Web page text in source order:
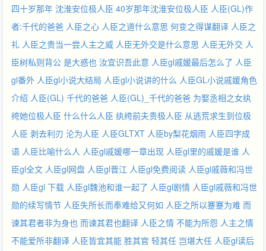
速。但，不能兼得之下，保证前者。因为是初次写文，会有不少疏
漏之处，希望各位不要吝啬批评O(∩_∩)O~。
=====================================================
第一卷——万里征途完结第二卷——风起云涌完结第三卷——石室
丹邱自七月二十八日开启本文于七月十七号开VIP，届时更新三
章。vip章节部分请勿转载，谢谢。 新春活动
http://blog..cn/s/blog_64f77e5401010t2w.html圣诞福利：
http://photo.blog..cn/categorys/p/1693941332群：13619190大家
可以欢快的激动的挥舞着皮鞭的讨论剧情，在下常年强势围观。敲
门口令：雅蠛蝶
四十岁那年 沈淮安位极人臣 40岁那年沈淮安位极人臣 人臣(GL)作
者:千代的爸爸 人臣之心 人臣之道什么意思 何变之得谋翻译 人臣之
礼 人臣之贵当一尝人主之威 人臣无外交是什么意思 人臣无外交 人
臣树私则背公 是大惑也 汝宜识吾此意 人臣gl戚媛最后怎么了 人臣
gl番外 人臣gl小说大结局 人臣gl小说讲的什么 人臣GL小说戚媛角色
介绍 人臣(GL) 千代的爸爸 人臣(GL)_千代的爸爸 为娶丞相之女纨
绔她位极人臣 什么什么人臣 纨绔前夫贵极人臣 从逃荒求生到位极
人臣 剥去利刃 沦为人臣 人臣GLTXT 人臣by梨花烟雨 人臣四字成
语 人臣比喻什么人 人臣gl戚媛哪一章出现 人臣gl里的戚媛是谁 人
臣gl全文 人臣gl网盘 人臣gl晋江 人臣gl免费阅读 人臣gl戚薇和冯世
勋 人臣gl 下载 人臣gl魏池和谁一起了 人臣gl剧情 人臣gl戚薇和冯世
勋的续写情节 人臣失所长而奉难给又何如 人臣之所以蹇蹇为难 而
谏其君者非为身也 而谏其君也翻译 人臣之情 不能为所怨 人主之情
不能爱所非翻译 人臣皆宜其能 胜其官 轻其任 岂堪大任 人臣gl读后